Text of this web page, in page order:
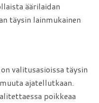
äärilaidan
täysin lainmukainen
valitusasioissa täysin
ajatellutkaan.
poikkeaa